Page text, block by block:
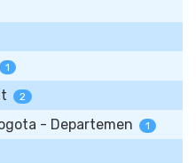
1
2
- Departemen 1